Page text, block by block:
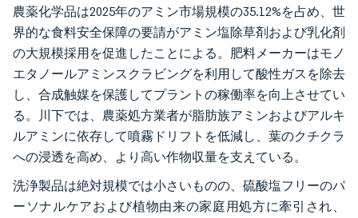
農薬化学品は2025年のアミン市場規模の35.12%を占め、世
界的な食料安全保障の要請がアミン塩除草剤および乳化剤
の大規模採用を促進したことによる。肥料メーカーはモノ
エタノールアミンスクラビングを利用して酸性ガスを除去
し、合成触媒を保護してプラントの稼働率を向上させてい
る。川下では、農薬処方業者が脂肪族アミンおよびアルキ
ルアミンに依存して噴霧ドリフトを低減し、葉のクチクラ
への浸透を高め、より高い作物収量を支えている。
洗浄製品は絶対規模では小さいものの、硫酸塩フリーのパ
ーソナルケアおよび植物由来の家庭用処方に牽引され、